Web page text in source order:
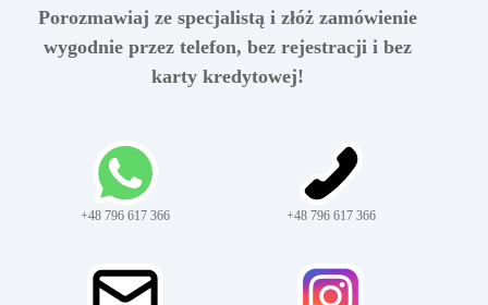
Porozmawiaj ze specjalistą i złóż zamówienie
wygodnie przez telefon, bez rejestracji i bez
karty kredytowej!
+48 796 617 366 +48 796 617 366